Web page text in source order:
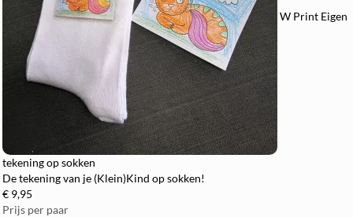
W Print Eigen
tekening op sokken
De tekening van je (Klein)Kind op sokken!
€ 9,95
Prijs per paar